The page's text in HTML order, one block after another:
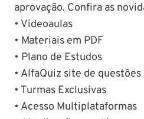
aprovação. Confira as
• Videoaulas
• Materiais em PDF
• Plano de Estudos
• AlfaQuiz site de
• Turmas Exclusivas
• Acesso Multiplataformas